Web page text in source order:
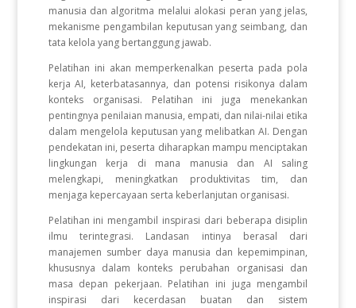
manusia dan algoritma melalui alokasi peran yang jelas,
mekanisme pengambilan keputusan yang seimbang, dan
tata kelola yang bertanggung jawab.
Pelatihan ini akan memperkenalkan peserta pada pola
kerja AI, keterbatasannya, dan potensi risikonya dalam
konteks organisasi. Pelatihan ini juga menekankan
pentingnya penilaian manusia, empati, dan nilai-nilai etika
dalam mengelola keputusan yang melibatkan AI. Dengan
pendekatan ini, peserta diharapkan mampu menciptakan
lingkungan kerja di mana manusia dan AI saling
melengkapi, meningkatkan produktivitas tim, dan
menjaga kepercayaan serta keberlanjutan organisasi.
Pelatihan ini mengambil inspirasi dari beberapa disiplin
ilmu terintegrasi. Landasan intinya berasal dari
manajemen sumber daya manusia dan kepemimpinan,
khususnya dalam konteks perubahan organisasi dan
masa depan pekerjaan. Pelatihan ini juga mengambil
inspirasi dari kecerdasan buatan dan sistem